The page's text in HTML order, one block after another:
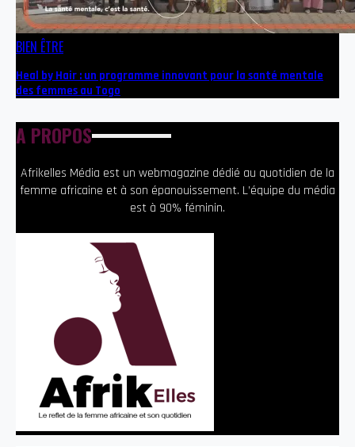
BIEN ÊTRE
Heal by Hair : un programme innovant pour la santé mentale
des femmes au Togo
A PROPOS
Afrikelles Média est un webmagazine dédié au quotidien de la
femme africaine et à son épanouissement. L’équipe du média
est à 90% féminin.